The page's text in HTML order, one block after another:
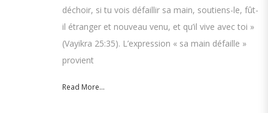
déchoir, si tu vois défaillir sa main, soutiens-le, fût-
il étranger et nouveau venu, et qu’il vive avec toi »
(Vayikra 25:35). L’expression « sa main défaille »
provient
Read More...